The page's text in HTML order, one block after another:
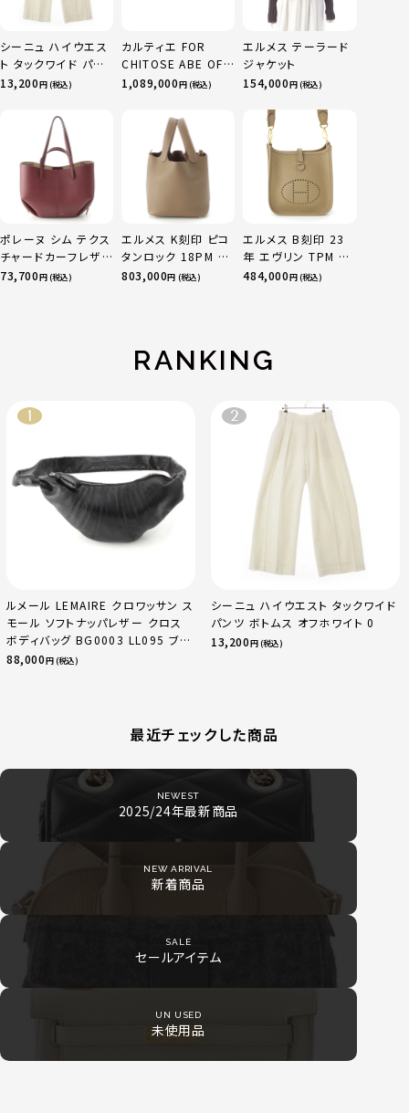
シーニュ ハイウエス
ト タックワイド パン
ツ ボトムス オフホワ
13,200円 (税込)
カルティエ FOR
CHITOSE ABE OF
sacai サカイ 750
ニティ リング 指輪 マ
ルチカラー 50 51
52 24.9g
1,089,000円 (税込)
エルメス テーラード
ジャケット
154,000円 (税込)
ポレーヌ シム テクス
チャードカーフレザ
ー トートバッグ ダー
73,700円 (税込)
エルメス K刻印 ピコ
タンロック 18PM ト
リヨン ハンドバッグ
803,000円 (税込)
エルメス B刻印 23
年 エヴリン TPM 16
アマゾン トリヨンク
484,000円 (税込)
RANKING
ルメール LEMAIRE クロワッサン ス
モール ソフトナッパレザー クロス
ボディバッグ BG0003 LL095 ブラ
ック
88,000円 (税込)
シーニュ ハイウエスト タックワイド
パンツ ボトムス オフホワイト 0
13,200円 (税込)
最近チェックした商品
NEWEST
2025/24年最新商品
NEW ARRIVAL
新着商品
SALE
セールアイテム
UN USED
未使用品